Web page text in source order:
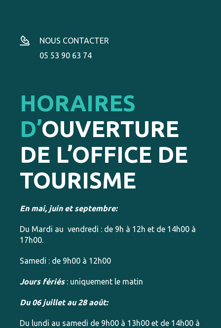
NOUS CONTACTER
05 53 90 63 74
HORAIRES
D’OUVERTURE
DE L’OFFICE DE
TOURISME
En mai, juin et septembre:
Du Mardi au vendredi : de 9h à 12h et de 14h00 à
17h00.
Samedi : de 9h00 à 12h00
Jours fériés: uniquement le matin
Du 06 juillet au 28 août:
Du lundi au samedi de 9h00 à 13h00 et de 14h00 à